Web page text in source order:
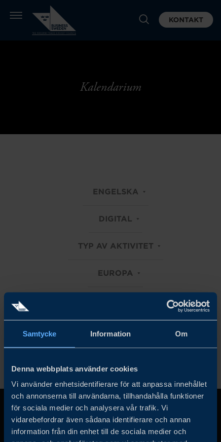
Samtycke Information Om
Denna webbplats använder cookies
Vi använder enhetsidentifierare för att anpassa innehållet
och annonserna till användarna, tillhandahålla funktioner
för sociala medier och analysera vår trafik. Vi
vidarebefordrar även sådana identifierare och annan
information från din enhet till de sociala medier och
KONTAKT
Kalendarium
ENGELSKA
DIGITAL
TYP AV AKTIVITET
EUROPA
Rensa alla filter